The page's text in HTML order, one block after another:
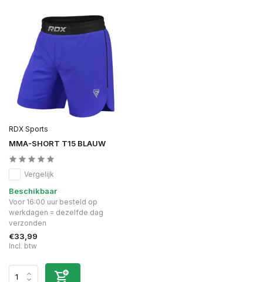
RDX Sports
MMA-SHORT T15 BLAUW
Vergelijk
Beschikbaar
Voor 16:00 uur besteld op
werkdagen = dezelfde dag
verzonden
€33,99
Incl. btw